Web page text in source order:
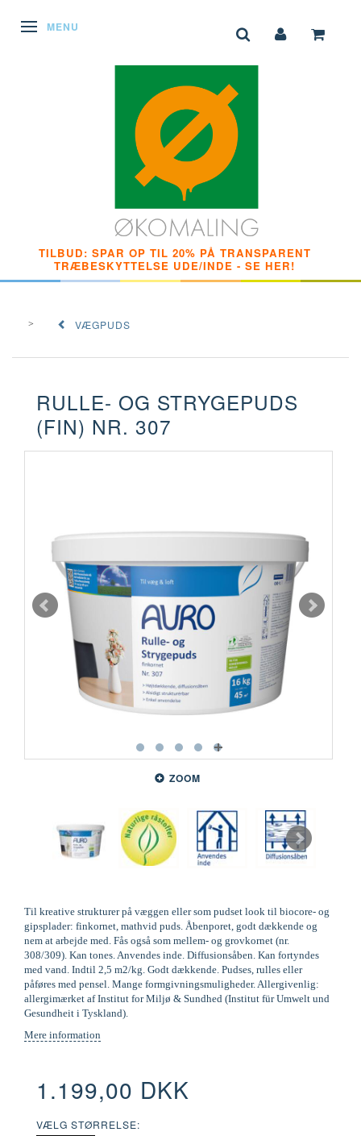
SKIFTE NAVIGATION
MENU
TILBUD: SPAR OP TIL 20% PÅ TRANSPARENT
TRÆBESKYTTELSE UDE/INDE - SE HER!
VÆGPUDS
RULLE- OG STRYGEPUDS
(FIN) NR. 307
ZOOM
Til kreative strukturer på væggen eller som pudset look til biocore- og
gipsplader: finkornet, mathvid puds. Åbenporet, godt dækkende og
nem at arbejde med. Fås også som mellem- og grovkornet (nr.
308/309). Kan tones. Anvendes inde. Diffusionsåben. Kan fortyndes
med vand. Indtil 2,5 m2/kg. Godt dækkende. Pudses, rulles eller
påføres med pensel. Mange formgivningsmuligheder. Allergivenlig:
allergimærket af Institut for Miljø & Sundhed (Institut für Umwelt und
Gesundheit i Tyskland).
Mere information
1.199,00 DKK
VÆLG STØRRELSE: